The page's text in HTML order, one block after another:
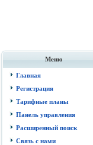
Меню
Главная
Регистрация
Тарифные планы
Панель управления
Расширенный поиск
Связь с нами